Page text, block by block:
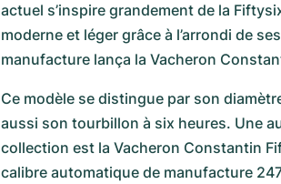
actuel s’inspire grandement de la
moderne et léger grâce à l’arrondi de
manufacture lança la Vacheron
Ce modèle se distingue par son
aussi son tourbillon à six heures. Une
collection est la Vacheron Constantin
calibre automatique de manufacture